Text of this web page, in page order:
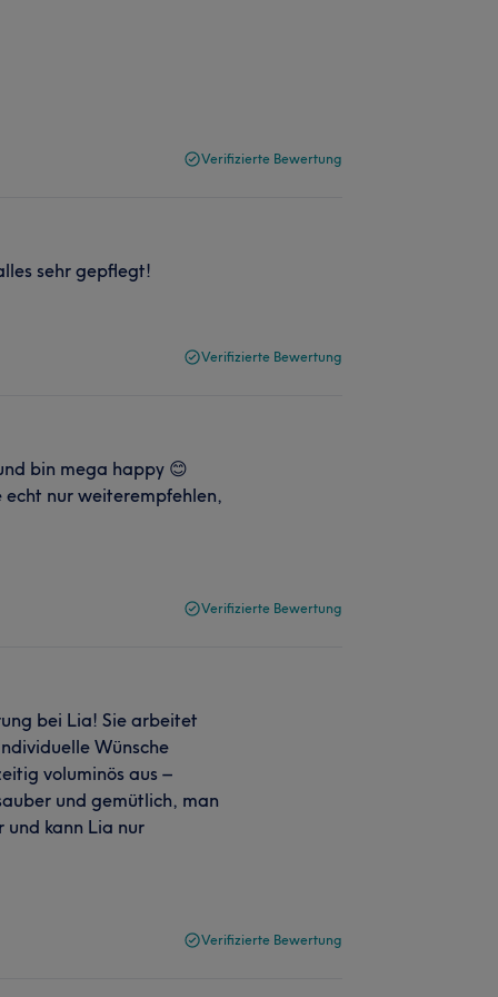
Verifizierte Bewertung
sehr gepflegt!
Verifizierte Bewertung
bin mega happy 😊
nur weiterempfehlen,
Verifizierte Bewertung
bei Lia! Sie arbeitet
Wünsche
voluminös aus –
und gemütlich, man
und kann Lia nur
Verifizierte Bewertung